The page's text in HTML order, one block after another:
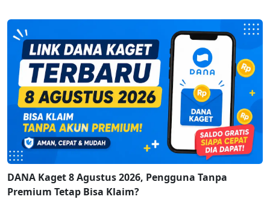
DANA Kaget 8 Agustus 2026, Pengguna Tanpa
Premium Tetap Bisa Klaim?